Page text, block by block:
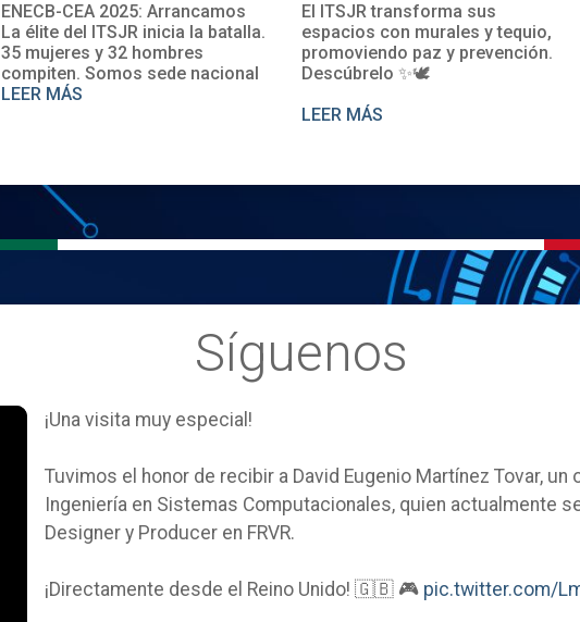
ENECB-CEA 2025: Arrancamos
La élite del ITSJR inicia la batalla.
35 mujeres y 32 hombres
compiten. Somos sede nacional
LEER MÁS
El ITSJR transforma sus
espacios con murales y tequio,
promoviendo paz y prevención.
Descúbrelo ✨🕊
LEER MÁS
Síguenos
¡Una visita muy especial!
Tuvimos el honor de recibir a David Eugenio Martínez Tovar,
Ingeniería en Sistemas Computacionales, quien actualmente
Designer y Producer en FRVR.
¡Directamente desde el Reino Unido! 🇬🇧 🎮 pic.twitter.com/